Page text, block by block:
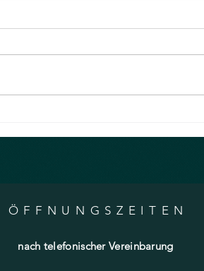
Nähatelier hat fleissig die
ein Stoff...
ÖFFNUNGSZEITE N
nach telefonischer Vereinbarung